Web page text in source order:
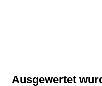
Ausgewertet